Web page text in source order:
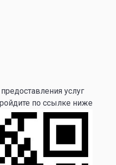
услуг
по ссылке ниже